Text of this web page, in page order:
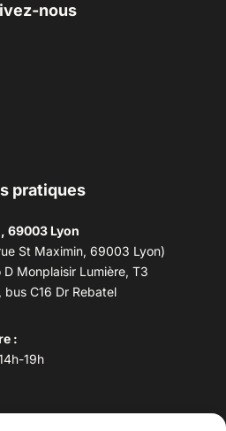
nous
pratiques
69003 Lyon
St Maximin, 69003 Lyon)
Monplaisir Lumière, T3
C16 Dr Rebatel
:
19h